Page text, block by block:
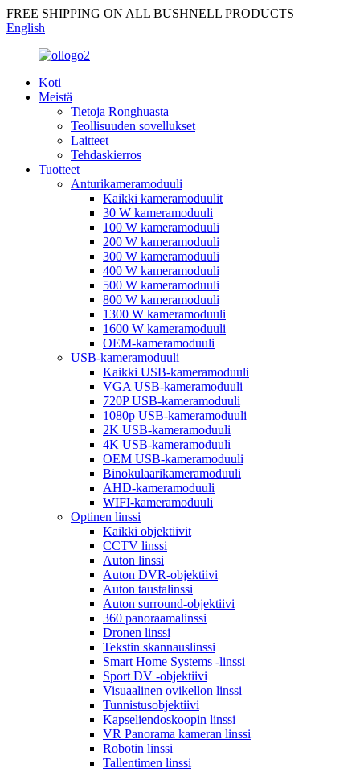
FREE SHIPPING ON ALL BUSHNELL PRODUCTS
English
Koti
Meistä
Tietoja Ronghuasta
Teollisuuden sovellukset
Laitteet
Tehdaskierros
Tuotteet
Anturikameramoduuli
Kaikki kameramoduulit
30 W kameramoduuli
100 W kameramoduuli
200 W kameramoduuli
300 W kameramoduuli
400 W kameramoduuli
500 W kameramoduuli
800 W kameramoduuli
1300 W kameramoduuli
1600 W kameramoduuli
OEM-kameramoduuli
USB-kameramoduuli
Kaikki USB-kameramoduuli
VGA USB-kameramoduuli
720P USB-kameramoduuli
1080p USB-kameramoduuli
2K USB-kameramoduuli
4K USB-kameramoduuli
OEM USB-kameramoduuli
Binokulaarikameramoduuli
AHD-kameramoduuli
WIFI-kameramoduuli
Optinen linssi
Kaikki objektiivit
CCTV linssi
Auton linssi
Auton DVR-objektiivi
Auton taustalinssi
Auton surround-objektiivi
360 panoraamalinssi
Dronen linssi
Tekstin skannauslinssi
Smart Home Systems -linssi
Sport DV -objektiivi
Visuaalinen ovikellon linssi
Tunnistusobjektiivi
Kapseliendoskoopin linssi
VR Panorama kameran linssi
Robotin linssi
Tallentimen linssi